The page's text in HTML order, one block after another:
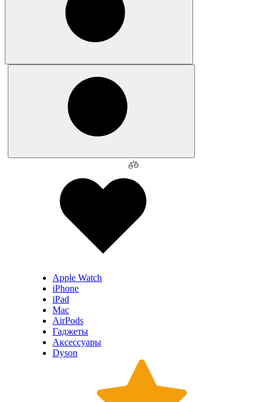
Apple Watch
iPhone
iPad
Mac
AirPods
Гаджеты
Аксессуары
Dyson